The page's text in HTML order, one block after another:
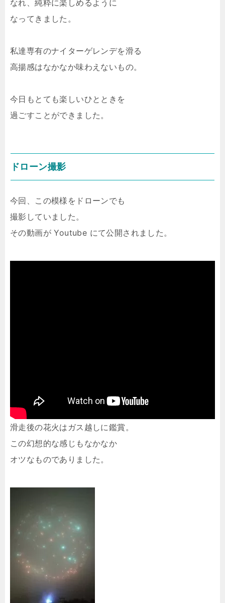
なれ、純粋に楽しめるように
なってきました。
私達専有のナイターゲレンデを滑る
高揚感はなかなか味わえないもの。
今日もとても楽しいひとときを
過ごすことができました。
ドローン撮影
今回、この模様をドローンでも
撮影していました。
その動画が Youtube にて公開されました。
滑走後の花火はガス越しに鑑賞。
この幻想的な感じもなかなか
オツなものでありました。